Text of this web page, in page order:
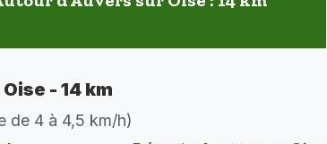
- 14 km
de 4 à 4,5 km/h)